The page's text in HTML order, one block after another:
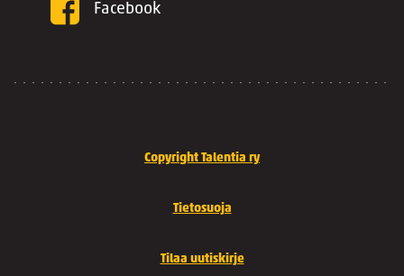
Facebook
Copyright Talentia ry
Tietosuoja
Tilaa uutiskirje